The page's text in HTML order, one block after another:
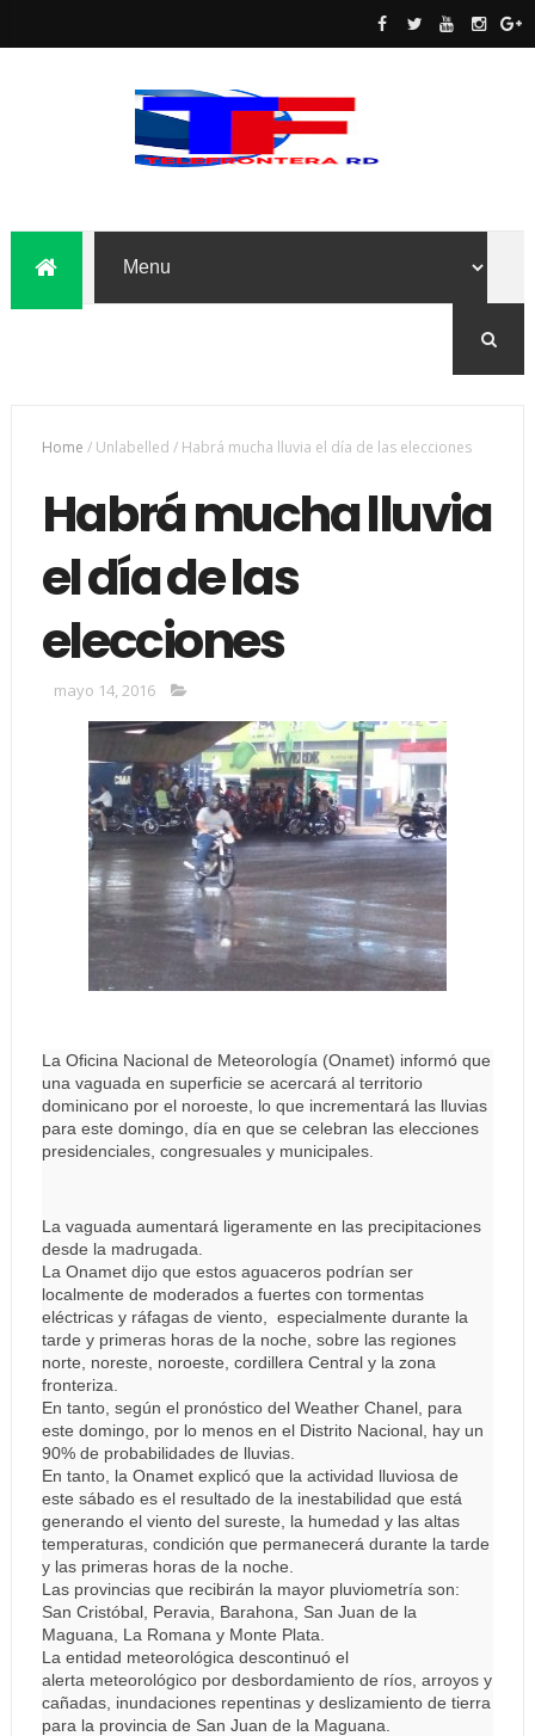
Home /Unlabelled / Habrá mucha lluvia el día de las elecciones
Habrá mucha lluvia
el día de las
elecciones
mayo 14, 2016
La Oficina Nacional de Meteorología (Onamet) informó que
una vaguada en superficie se acercará al territorio
dominicano por el noroeste, lo que incrementará las lluvias
para este domingo, día en que se celebran las elecciones
presidenciales, congresuales y municipales.
La vaguada aumentará ligeramente en las precipitaciones
desde la madrugada.
La Onamet dijo que estos aguaceros podrían ser
localmente de moderados a fuertes con tormentas
eléctricas y ráfagas de viento, especialmente durante la
tarde y primeras horas de la noche, sobre las regiones
norte, noreste, noroeste, cordillera Central y la zona
fronteriza.
En tanto, según el pronóstico del Weather Chanel, para
este domingo, por lo menos en el Distrito Nacional, hay un
90% de probabilidades de lluvias.
En tanto, la Onamet explicó que la actividad lluviosa de
este sábado es el resultado de la inestabilidad que está
generando el viento del sureste, la humedad y las altas
temperaturas, condición que permanecerá durante la tarde
y las primeras horas de la noche.
Las provincias que recibirán la mayor pluviometría son:
San Cristóbal, Peravia, Barahona, San Juan de la
Maguana, La Romana y Monte Plata.
La entidad meteorológica descontinuó el
alerta meteorológico por desbordamiento de ríos, arroyos y
cañadas, inundaciones repentinas y deslizamiento de tierra
para la provincia de San Juan de la Maguana.